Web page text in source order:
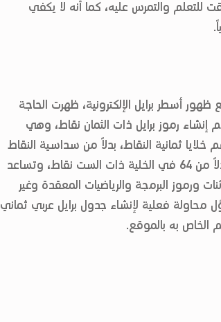
للتعلم والتمرس عليه، كما أنه لا يكفي
أسطر برايل الإلكترونية، ظهرت الحاجة
إنشاء رموز برايل ذات الثمان نقاط، وهي
خلايا ثمانية النقاط، بدلاً من سداسية النقاط
التقليدية. توفر هذه الخلية إمكانية كتابة 255 تشكيلاً مختلفاً بدلاً من 64 في الخلية ذات الست نقاط، وتساعد
ورموز البرمجة والرياضيات المعقدة وغير
محاولة فعلية لإنشاء جدول برايل عربي ثماني
الخاص به بالموقع.